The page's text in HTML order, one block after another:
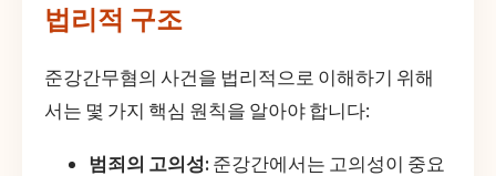
법리적 구조
준강간무혐의 사건을 법리적으로 이해하기 위해
서는 몇 가지 핵심 원칙을 알아야 합니다:
범죄의 고의성: 준강간에서는 고의성이 중요